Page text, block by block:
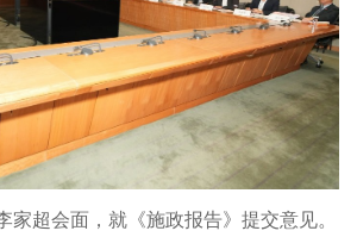
家超会面，就《施政报告》提交意见。